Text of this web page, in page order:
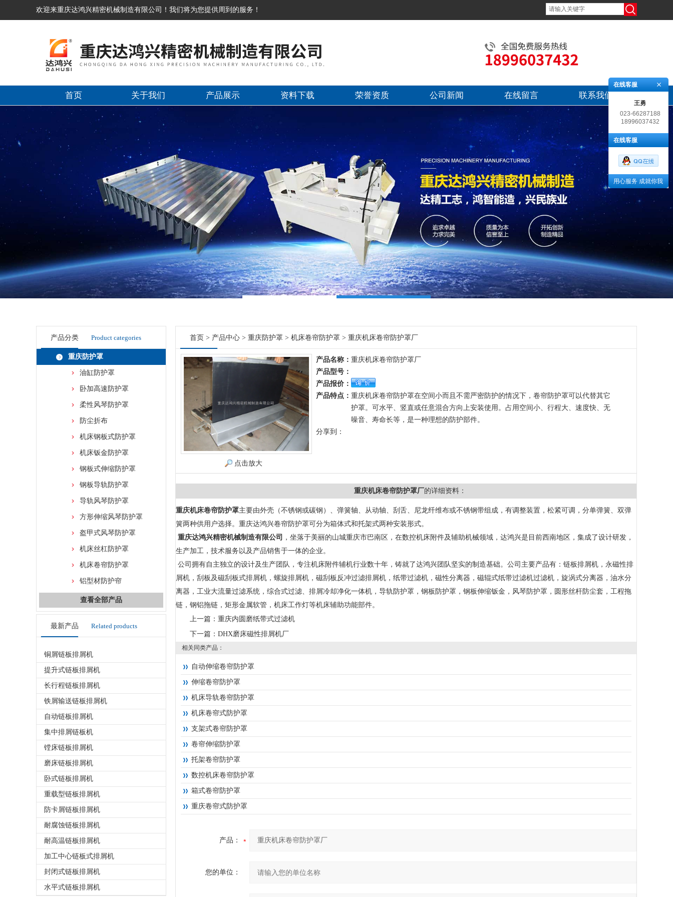
欢迎来重庆达鸿兴精密机械制造有限公司！我们将为您提供周到的服务！
首页 关于我们 产品展示 资料下载 荣誉资质 公司新闻 在线留言 联系我们
产品分类 Product categories
重庆防护罩
油缸防护罩
卧加高速防护罩
柔性风琴防护罩
防尘折布
机床钢板式防护罩
机床钣金防护罩
钢板式伸缩防护罩
钢板导轨防护罩
导轨风琴防护罩
方形伸缩风琴防护罩
盔甲式风琴防护罩
机床丝杠防护罩
机床卷帘防护罩
铝型材防护帘
查看全部产品
最新产品 Related products
铜屑链板排屑机
提升式链板排屑机
长行程链板排屑机
铁屑输送链板排屑机
自动链板排屑机
集中排屑链板机
镗床链板排屑机
磨床链板排屑机
卧式链板排屑机
重载型链板排屑机
防卡屑链板排屑机
耐腐蚀链板排屑机
耐高温链板排屑机
加工中心链板式排屑机
封闭式链板排屑机
水平式链板排屑机
首页 > 产品中心 > 重庆防护罩 > 机床卷帘防护罩 > 重庆机床卷帘防护罩厂
点击放大
产品名称： 重庆机床卷帘防护罩厂
产品型号：
产品报价：
产品特点： 重庆机床卷帘防护罩在空间小而且不需严密防护的情况下，卷帘防护罩可以代替其它
护罩。可水平、竖直或任意混合方向上安装使用。占用空间小、行程大、速度快、无
噪音、寿命长等，是一种理想的防护部件。
分享到：
重庆机床卷帘防护罩厂的详细资料：
重庆机床卷帘防护罩主要由外壳（不锈钢或碳钢）、弹簧轴、从动轴、刮舌、尼龙纤维布或不锈钢带组成，有调整装置，松紧可调，分单弹簧、双弹
簧两种供用户选择。重庆达鸿兴卷帘防护罩可分为箱体式和托架式两种安装形式。
重庆达鸿兴精密机械制造有限公司 ，坐落于美丽的山城重庆市巴南区，在数控机床附件及辅助机械领域，达鸿兴是目前西南地区，集成了设计研发，
生产加工，技术服务以及产品销售于一体的企业。
公司拥有自主独立的设计及生产团队，专注机床附件辅机行业数十年，铸就了达鸿兴团队坚实的制造基础。公司主要产品有：链板排屑机，永磁性排
屑机，刮板及磁刮板式排屑机，螺旋排屑机，磁刮板反冲过滤排屑机，纸带过滤机，磁性分离器，磁辊式纸带过滤机过滤机，旋涡式分离器，油水分
离器，工业大流量过滤系统，综合式过滤、排屑冷却净化一体机，导轨防护罩，钢板防护罩，钢板伸缩钣金，风琴防护罩，圆形丝杆防尘套，工程拖
链，钢铝拖链，矩形金属软管，机床工作灯等机床辅助功能部件。
上一篇： 重庆内圆磨纸带式过滤机
下一篇： DHX磨床磁性排屑机厂
相关同类产品：
自动伸缩卷帘防护罩
伸缩卷帘防护罩
机床导轨卷帘防护罩
机床卷帘式防护罩
支架式卷帘防护罩
卷帘伸缩防护罩
托架卷帘防护罩
数控机床卷帘防护罩
箱式卷帘防护罩
重庆卷帘式防护罩
产品：
您的单位：
在线客服
王勇
023-66287188
18996037432
在线客服
用心服务 成就你我